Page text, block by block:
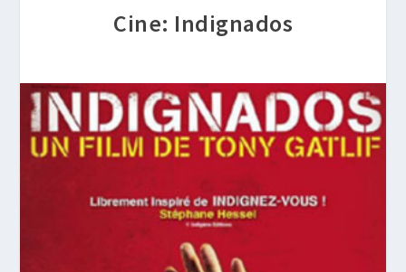
Cine: Indignados